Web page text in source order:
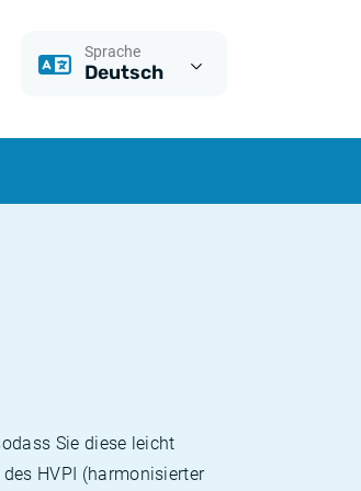
Sprache
Deutsch
Sie diese leicht
HVPI (harmonisierter